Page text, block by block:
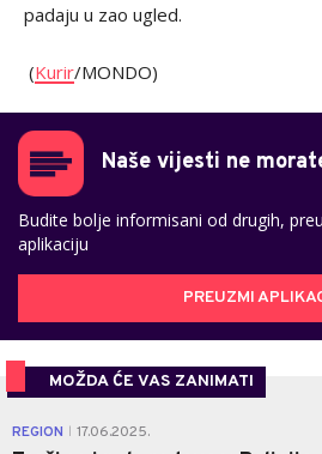
padaju u zao ugled.
(Kurir/MONDO)
Naše vijesti ne
Budite bolje informisani od drugih,
aplikaciju
PREUZMI
MOŽDA ĆE VAS ZANIMATI
REGION 17.06.2025.